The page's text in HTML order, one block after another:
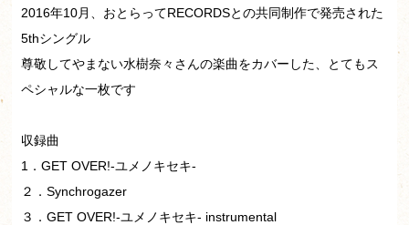
2016年10月、おとらってRECORDSとの共同制作で発売された
5thシングル
尊敬してやまない水樹奈々さんの楽曲をカバーした、とてもス
ペシャルな一枚です
収録曲
1．GET OVER!-ユメノキセキ-
２．Synchrogazer
３．GET OVER!-ユメノキセキ- instrumental